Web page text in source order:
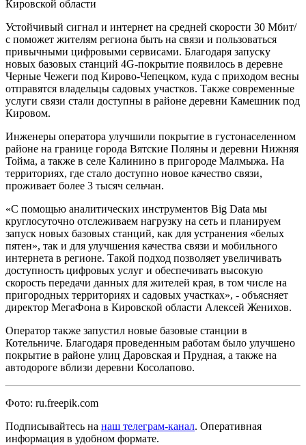
Устойчивый сигнал и интернет на средней скорости 30 Мбит/
с поможет жителям региона быть на связи и пользоваться
привычными цифровыми сервисами. Благодаря запуску
новых базовых станций 4G-покрытие появилось в деревне
Черные Чежеги под Кирово-Чепецком, куда с приходом весны
отправятся владельцы садовых участков. Также современные
услуги связи стали доступны в районе деревни Камешник под
Кировом.
Инженеры оператора улучшили покрытие в густонаселенном
районе на границе города Вятские Поляны и деревни Нижняя
Тойма, а также в селе Калинино в пригороде Малмыжа. На
территориях, где стало доступно новое качество связи,
проживает более 3 тысяч сельчан.
«С помощью аналитических инструментов Big Data мы
круглосуточно отслеживаем нагрузку на сеть и планируем
запуск новых базовых станций, как для устранения «белых
пятен», так и для улучшения качества связи и мобильного
интернета в регионе. Такой подход позволяет увеличивать
доступность цифровых услуг и обеспечивать высокую
скорость передачи данных для жителей края, в том числе на
пригородных территориях и садовых участках», - объясняет
директор МегаФона в Кировской области Алексей Женихов.
Оператор также запустил новые базовые станции в
Котельниче. Благодаря проведенным работам было улучшено
покрытие в районе улиц Даровская и Прудная, а также на
автодороге вблизи деревни Косолапово.
Фото: ru.freepik.com
Подписывайтесь на наш телеграм-канал. Оперативная
информация в удобном формате.